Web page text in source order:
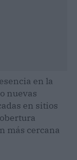
en la
nuevas
en sitios
más cercana